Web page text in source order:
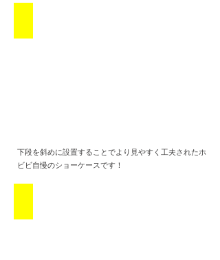
下段を斜めに設置することでより見やすく工夫されたホ
ビビ自慢のショーケースです！